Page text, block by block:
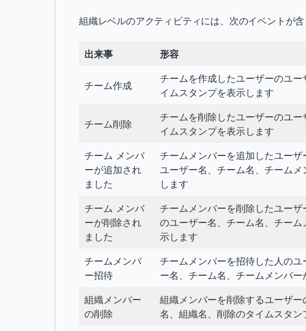
組織レベルのアクティビティには、次のイベントが含
出来事 形容
チーム作成
チームを作成したユーザーのユ
イムスタンプを表示します
チーム削除
チームを削除したユーザーのユ
イムスタンプを表示します
チーム メンバ
ーが追加され
ました
チームメンバーを追加したユー
ユーザー名、チーム名、チーム
します
チーム メンバ
ーが削除され
ました
チームメンバーを削除したユー
のユーザー名、チーム名、チー
示します
チームメンバ
ー招待
チームメンバーを招待した人の
ー名、チーム名、チームメンバ
組織メンバー
の削除
組織メンバーを削除するユーザ
名、組織名、削除のタイムスタン